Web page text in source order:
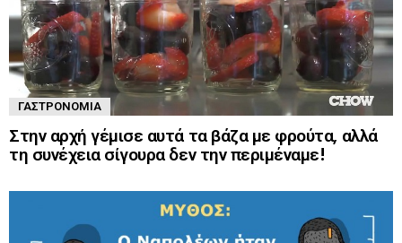
ΓΑΣΤΡΟΝΟΜΊΑ
Στην αρχή γέμισε αυτά τα βάζα με φρούτα, αλλά
τη συνέχεια σίγουρα δεν την περιμέναμε!